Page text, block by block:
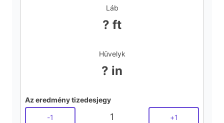
Láb
? ft
Hüvelyk
? in
Az eredmény tizedesjegy
-1 1 +1